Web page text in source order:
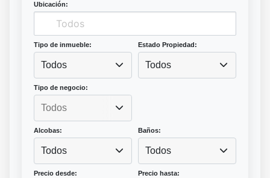
Ubicación:
Tipo de inmueble:
Todos
Estado Propiedad:
Todos
Tipo de negocio:
Alcobas:
Todos
Baños:
Todos
Precio desde: Precio hasta: